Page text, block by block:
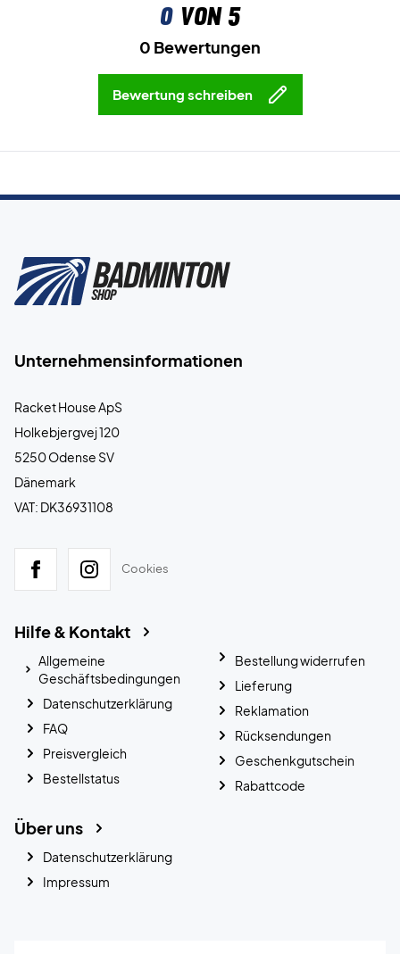
0von 5
0 Bewertungen
Bewertung schreiben
Unternehmensinformationen
Racket House ApS
Holkebjergvej 120
5250 Odense SV
Dänemark
VAT: DK36931108
Cookies
Hilfe & Kontakt
Allgemeine
Geschäftsbedingungen
Datenschutzerklärung
FAQ
Preisvergleich
Bestellstatus
Bestellung widerrufen
Lieferung
Reklamation
Rücksendungen
Geschenkgutschein
Rabattcode
Über uns
Datenschutzerklärung
Impressum